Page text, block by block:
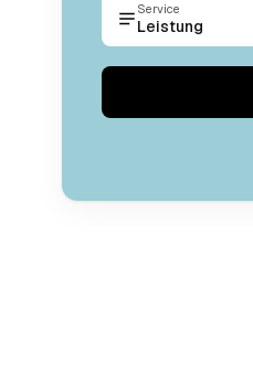
Service
Leistung